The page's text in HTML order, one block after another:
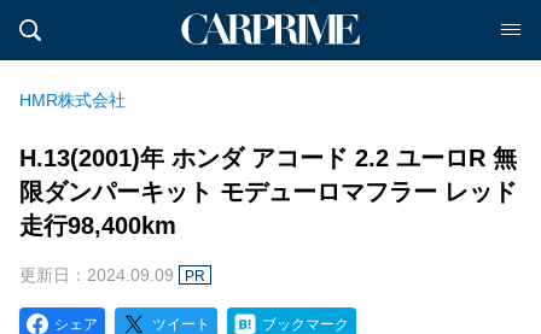
HMR株式会社
H.13(2001)年 ホンダ アコード 2.2 ユーロR 無
限ダンパーキット モデューロマフラー レッド
走行98,400km
更新日：2024.09.09 PR
シェア ツイート ブックマーク